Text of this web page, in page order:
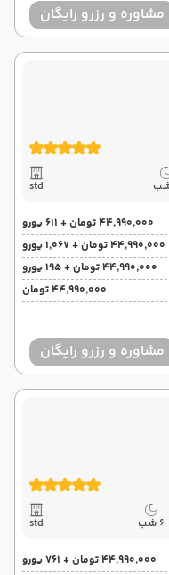
مشاوره و رزرو رایگان
std
۴۴٬۹۹۰٬۰۰۰ تومان + ۶۱۱ یورو
۴۴٬۹۹۰٬۰۰۰ تومان + ۱٬۰۶۷ یورو
۴۴٬۹۹۰٬۰۰۰ تومان + ۱۹۵ یورو
۴۴٬۹۹۰٬۰۰۰ تومان
مشاوره و رزرو رایگان
6 شب std
۴۴٬۹۹۰٬۰۰۰ تومان + ۷۶۱ یورو